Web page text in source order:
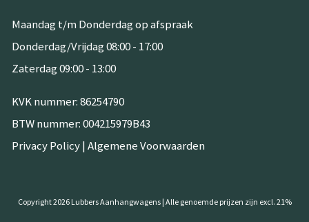
Maandag t/m Donderdag op afspraak
Donderdag/Vrijdag 08:00 - 17:00
Zaterdag 09:00 - 13:00
KVK nummer: 86254790
BTW nummer: 004215979B43
Privacy Policy|Algemene Voorwaarden
Copyright 2026 Lubbers Aanhangwagens | Alle genoemde prijzen zijn excl. 21%